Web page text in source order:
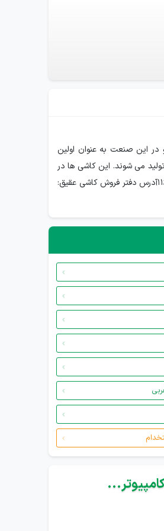
گردید و در این صنعت به عنوان اولین
می شوند. این کاشی ها در
رنگ ها و طرح های متنوعی تولید می شوند و از کیفیت بالایی برخوردار هستند.آدرس کاشی عقیقآدرس کارخانه کاشی عقیق: یزد، کیلومتر 12 جاده یزد - تهران، صندوق پستی 116آدرس دفتر فروش کاشی عقیق: